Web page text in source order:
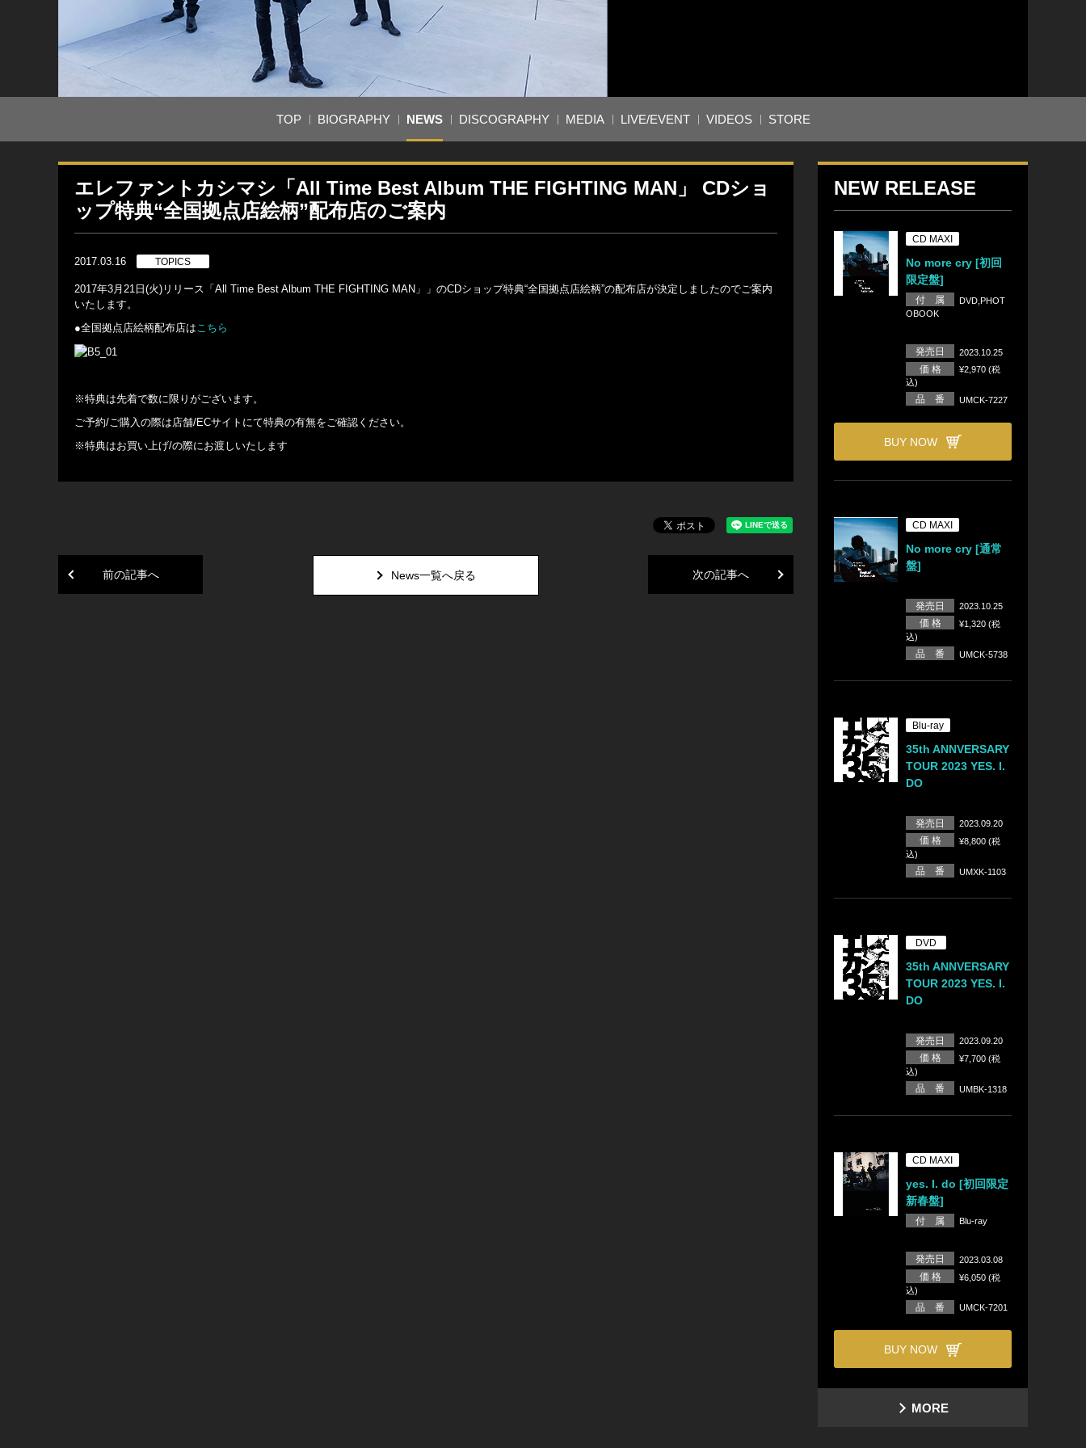
TOP BIOGRAPHY NEWS DISCOGRAPHY MEDIA LIVE/EVENT VIDEOS STORE
エレファントカシマシ「All Time Best Album THE FIGHTING MAN」 CDショ
ップ特典“全国拠点店絵柄”配布店のご案内
2017.03.16 TOPICS
2017年3月21日(火)リリース「All Time Best Album THE FIGHTING MAN」」のCDショップ特典“全国拠点店絵柄”の配布店が決定しましたのでご案内
いたします。
●全国拠点店絵柄配布店はこちら
※特典は先着で数に限りがございます。
ご予約/ご購入の際は店舗/ECサイトにて特典の有無をご確認ください。
※特典はお買い上げ/の際にお渡しいたします
前の記事へ 次の記事へ
News一覧へ戻る
NEW RELEASE
CD MAXI
No more cry [初回
限定盤]
付 属
DVD,PHOT
OBOOK
発売日 2023.10.25
価 格
¥2,970 (税
込)
品 番 UMCK-7227
BUY NOW
CD MAXI
No more cry [通常
盤]
発売日 2023.10.25
価 格
¥1,320 (税
込)
品 番 UMCK-5738
Blu-ray
35th ANNVERSARY
TOUR 2023 YES. I.
DO
発売日 2023.09.20
価 格
¥8,800 (税
込)
品 番 UMXK-1103
DVD
35th ANNVERSARY
TOUR 2023 YES. I.
DO
発売日 2023.09.20
価 格
¥7,700 (税
込)
品 番 UMBK-1318
CD MAXI
yes. I. do [初回限定
新春盤]
付 属 Blu-ray
発売日 2023.03.08
価 格
¥6,050 (税
込)
品 番 UMCK-7201
BUY NOW
MORE